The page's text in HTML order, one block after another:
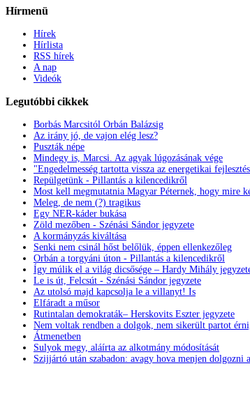
Hírmenü
Hírek
Hírlista
RSS hírek
A nap
Videók
Legutóbbi cikkek
Borbás Marcsitól Orbán Balázsig
Az irány jó, de vajon elég lesz?
Puszták népe
Mindegy is, Marcsi. Az agyak lúgozásának vége
"Engedelmesség tartotta vissza az energetikai
Repülgetünk - Pillantás a kilencedikről
Most kell megmutatnia Magyar Péternek, hogy mire
Meleg, de nem (?) tragikus
Egy NER-káder bukása
Zöld mezőben - Szénási Sándor jegyzete
A kormányzás kiváltása
Senki nem csinál hőst belőlük, éppen ellenkezőleg
Orbán a torgyáni úton - Pillantás a kilencedikről
Így múlik el a világ dicsősége – Hardy Mihály
Le is út, Felcsút - Szénási Sándor jegyzete
Az utolsó majd kapcsolja le a villanyt! Is
Elfáradt a műsor
Rutintalan demokraták– Herskovits Eszter jegyzete
Nem voltak rendben a dolgok, nem sikerült partot
Átmenetben
Sulyok megy, aláírta az alkotmány módosítását
Szijjártó után szabadon: avagy hova menjen dolgozni